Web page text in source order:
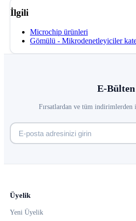
İlgili
Microchip ürünleri
Gömülü - Mikrodenetleyiciler
E-Bülten
Fırsatlardan ve tüm indirimlerden
Üyelik
Yeni Üyelik